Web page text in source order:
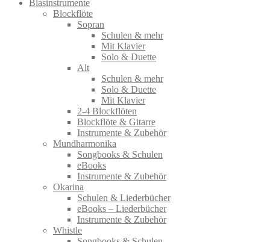
Blasinstrumente
Blockflöte
Sopran
Schulen & mehr
Mit Klavier
Solo & Duette
Alt
Schulen & mehr
Solo & Duette
Mit Klavier
2-4 Blockflöten
Blockflöte & Gitarre
Instrumente & Zubehör
Mundharmonika
Songbooks & Schulen
eBooks
Instrumente & Zubehör
Okarina
Schulen & Liederbücher
eBooks – Liederbücher
Instrumente & Zubehör
Whistle